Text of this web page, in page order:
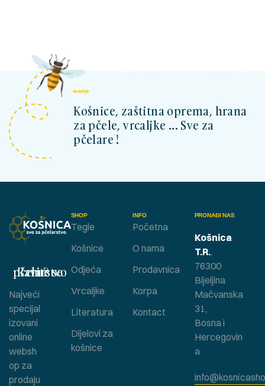
kosnicashop.ba
Košnice, zaštitna oprema, hrana
za pčele, vrcaljke ... Sve za
pčelare !
SHOP
Tegle
Košnice
Odjeća
Vrcaljke
Literatura
Dijelovi za
košnice
INFO
Početna
O nama
Prodavnica
Korpa
Kontact
Bavite se pčelarstvom ?
Najveći
specijal
izovani
online
websh
op za
prodaju
PRONAĐI NAS
Košnica
T.R.,
76300
Bijeljina
Mačvanska
31,
Bosna i
Hercegovin
a